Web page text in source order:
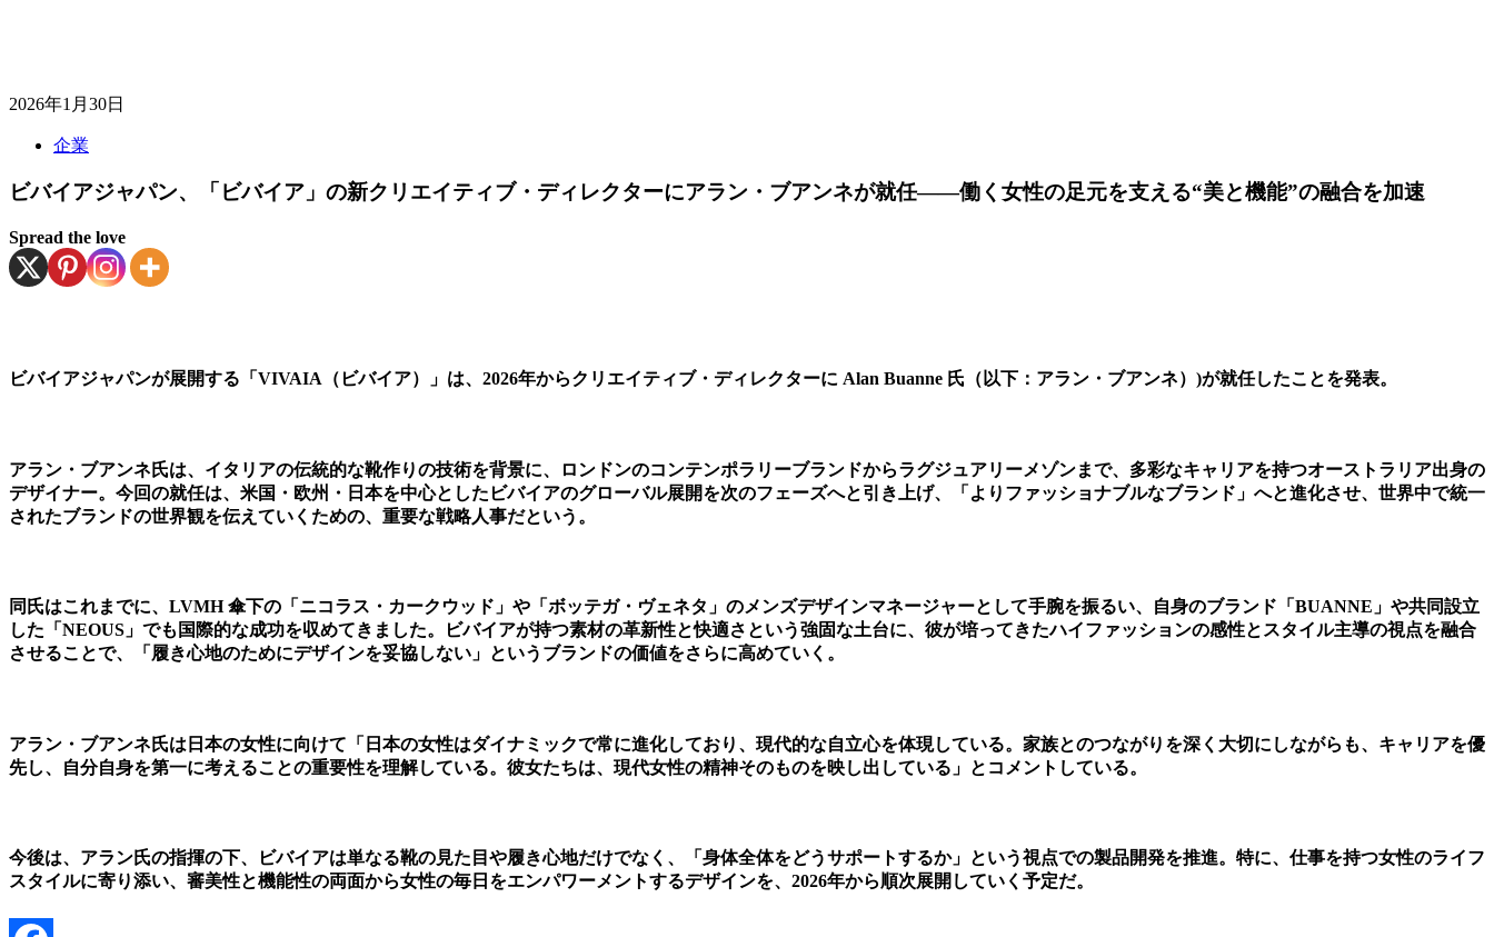
2026年1月30日
企業
ビバイアジャパン、「ビバイア」の新クリエイティブ・ディレクターにアラン・ブアンネが就任――働く女性の足元を支える“美と機能”の融合を加速
Spread the love
ビバイアジャパンが展開する「VIVAIA（ビバイア）」は、2026年からクリエイティブ・ディレクターに Alan Buanne 氏（以下：アラン・ブアンネ）)が就任したことを発表。
アラン・ブアンネ氏は、イタリアの伝統的な靴作りの技術を背景に、ロンドンのコンテンポラリーブランドからラグジュアリーメゾンまで、多彩なキャリアを持つオーストラリア出身の
デザイナー。今回の就任は、米国・欧州・日本を中心としたビバイアのグローバル展開を次のフェーズへと引き上げ、「よりファッショナブルなブランド」へと進化させ、世界中で統一
されたブランドの世界観を伝えていくための、重要な戦略人事だという。
同氏はこれまでに、LVMH 傘下の「ニコラス・カークウッド」や「ボッテガ・ヴェネタ」のメンズデザインマネージャーとして手腕を振るい、自身のブランド「BUANNE」や共同設立
した「NEOUS」でも国際的な成功を収めてきました。ビバイアが持つ素材の革新性と快適さという強固な土台に、彼が培ってきたハイファッションの感性とスタイル主導の視点を融合
させることで、「履き心地のためにデザインを妥協しない」というブランドの価値をさらに高めていく。
アラン・ブアンネ氏は日本の女性に向けて「日本の女性はダイナミックで常に進化しており、現代的な自立心を体現している。家族とのつながりを深く大切にしながらも、キャリアを優
先し、自分自身を第一に考えることの重要性を理解している。彼女たちは、現代女性の精神そのものを映し出している」とコメントしている。
今後は、アラン氏の指揮の下、ビバイアは単なる靴の見た目や履き心地だけでなく、「身体全体をどうサポートするか」という視点での製品開発を推進。特に、仕事を持つ女性のライフ
スタイルに寄り添い、審美性と機能性の両面から女性の毎日をエンパワーメントするデザインを、2026年から順次展開していく予定だ。